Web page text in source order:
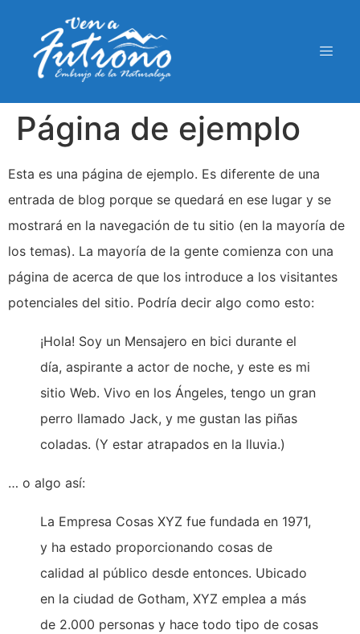
Página de ejemplo
Esta es una página de ejemplo. Es diferente de una
entrada de blog porque se quedará en ese lugar y se
mostrará en la navegación de tu sitio (en la mayoría de
los temas). La mayoría de la gente comienza con una
página de acerca de que los introduce a los visitantes
potenciales del sitio. Podría decir algo como esto:
¡Hola! Soy un Mensajero en bici durante el
día, aspirante a actor de noche, y este es mi
sitio Web. Vivo en los Ángeles, tengo un gran
perro llamado Jack, y me gustan las piñas
coladas. (Y estar atrapados en la lluvia.)
… o algo así:
La Empresa Cosas XYZ fue fundada en 1971,
y ha estado proporcionando cosas de
calidad al público desde entonces. Ubicado
en la ciudad de Gotham, XYZ emplea a más
de 2.000 personas y hace todo tipo de cosas